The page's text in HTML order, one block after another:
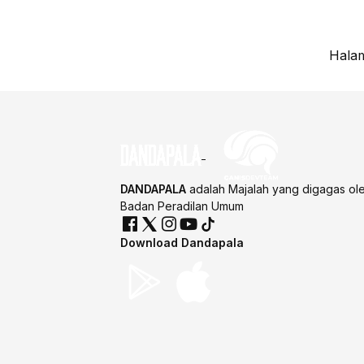
DANDAPALA adalah Majalah yang digagas
Badan Peradilan Umum
Download Dandapala